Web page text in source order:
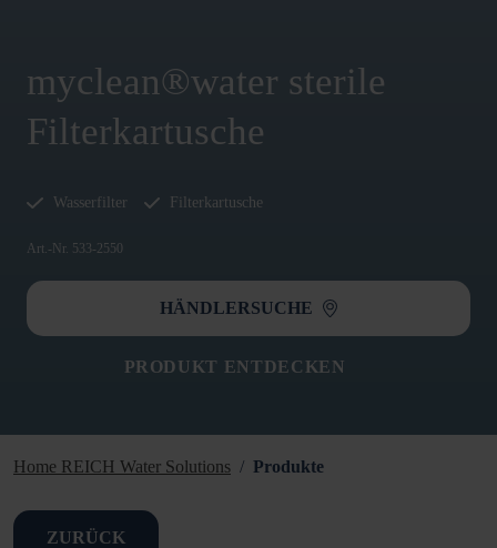
myclean®water sterile
Filterkartusche
Wasserfilter Filterkartusche
Art.-Nr. 533-2550
HÄNDLERSUCHE
PRODUKT ENTDECKEN
Home REICH Water Solutions Produkte
ZURÜCK